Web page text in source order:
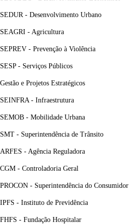
SEDUR - Desenvolvimento Urbano
SEAGRI - Agricultura
SEPREV - Prevenção à Violência
SESP - Serviços Públicos
Gestão e Projetos Estratégicos
SEINFRA - Infraestrutura
SEMOB - Mobilidade Urbana
SMT - Superintendência de Trânsito
ARFES - Agência Reguladora
CGM - Controladoria Geral
PROCON - Superintendência do Consumidor
IPFS - Instituto de Previdência
FHFS - Fundação Hospitalar